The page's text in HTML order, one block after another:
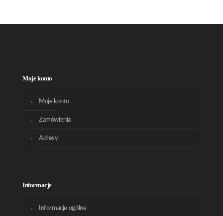
Moje konto
Moje konto
Zamówienia
Adresy
Informacje
Informacje ogólne